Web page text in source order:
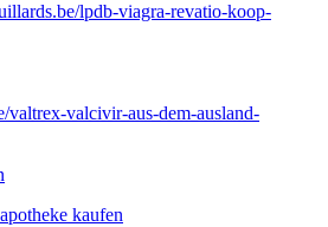
lpdb-viagra-revatio-koop-
valtrex-valcivir-aus-dem-ausland-
kaufen